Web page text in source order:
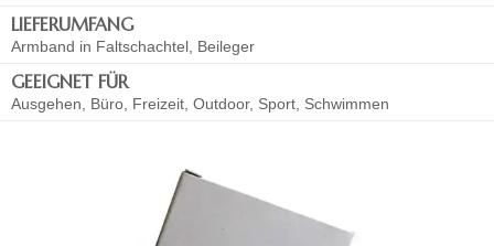
LIEFERUMFANG
Armband in Faltschachtel, Beileger
GEEIGNET FÜR
Ausgehen, Büro, Freizeit, Outdoor, Sport, Schwimmen